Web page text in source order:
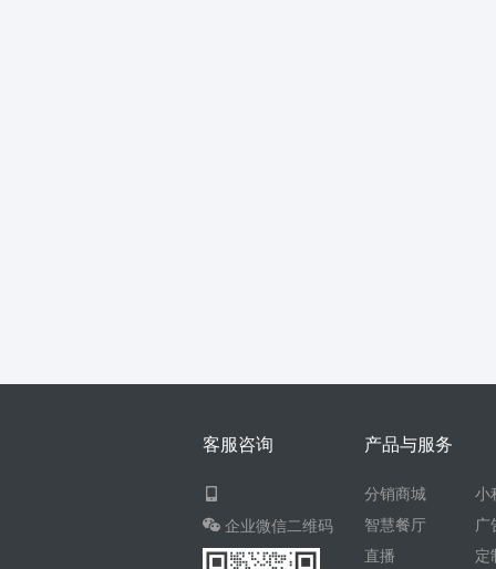
客服咨询
企业微信二维码
产品与服务
分销商城
智慧餐厅
直播
小
广
定